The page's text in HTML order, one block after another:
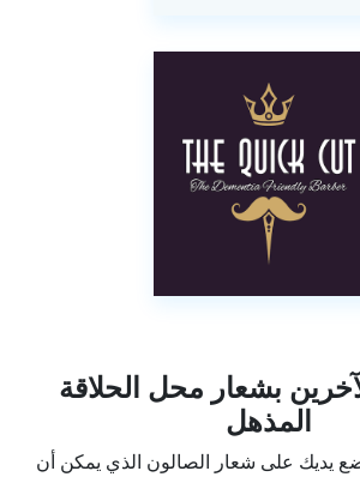
بشعار محل الحلاقة
المذهل
يديك على شعار الصالون الذي يمكن أن